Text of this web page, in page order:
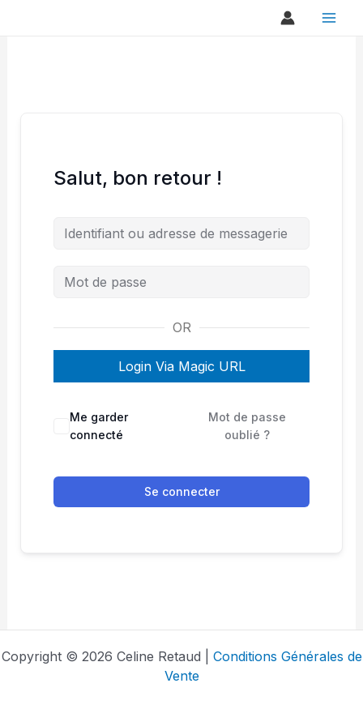
Salut, bon retour !
OR
Login Via Magic URL
Me garder
connecté
Mot de passe
oublié ?
Se connecter
Copyright © 2026 Celine Retaud | Conditions Générales de
Vente